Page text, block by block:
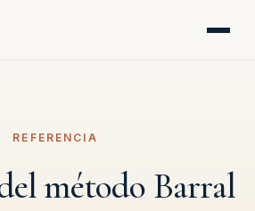
REFERENCIA
método Barral